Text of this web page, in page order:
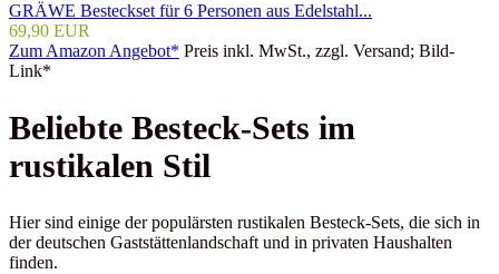
GRÄWE Besteckset für 6 Personen aus Edelstahl...
69,90 EUR
Zum Amazon Angebot* Preis inkl. MwSt., zzgl. Versand; Bild-
Link*
Beliebte Besteck-Sets im
rustikalen Stil
Hier sind einige der populärsten rustikalen Besteck-Sets, die sich in
der deutschen Gaststättenlandschaft und in privaten Haushalten
finden.